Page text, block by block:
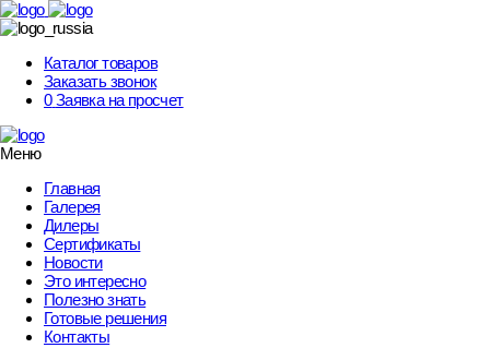
Skip
to
Каталог товаров
Заказать звонок
0 Заявка на просчет
Меню
Главная
Галерея
Дилеры
Сертификаты
Новости
Это интересно
Полезно знать
Готовые решения
Контакты